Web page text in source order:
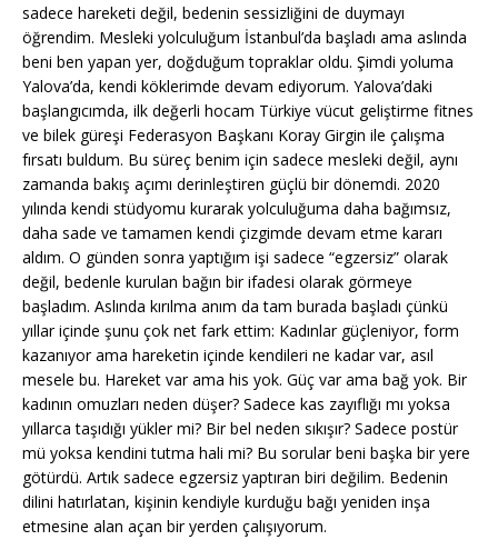
sadece hareketi değil, bedenin sessizliğini de duymayı
öğrendim. Mesleki yolculuğum İstanbul’da başladı ama aslında
beni ben yapan yer, doğduğum topraklar oldu. Şimdi yoluma
Yalova’da, kendi köklerimde devam ediyorum. Yalova’daki
başlangıcımda, ilk değerli hocam Türkiye vücut geliştirme fitnes
ve bilek güreşi Federasyon Başkanı Koray Girgin ile çalışma
fırsatı buldum. Bu süreç benim için sadece mesleki değil, aynı
zamanda bakış açımı derinleştiren güçlü bir dönemdi. 2020
yılında kendi stüdyomu kurarak yolculuğuma daha bağımsız,
daha sade ve tamamen kendi çizgimde devam etme kararı
aldım. O günden sonra yaptığım işi sadece “egzersiz” olarak
değil, bedenle kurulan bağın bir ifadesi olarak görmeye
başladım. Aslında kırılma anım da tam burada başladı çünkü
yıllar içinde şunu çok net fark ettim: Kadınlar güçleniyor, form
kazanıyor ama hareketin içinde kendileri ne kadar var, asıl
mesele bu. Hareket var ama his yok. Güç var ama bağ yok. Bir
kadının omuzları neden düşer? Sadece kas zayıflığı mı yoksa
yıllarca taşıdığı yükler mi? Bir bel neden sıkışır? Sadece postür
mü yoksa kendini tutma hali mi? Bu sorular beni başka bir yere
götürdü. Artık sadece egzersiz yaptıran biri değilim. Bedenin
dilini hatırlatan, kişinin kendiyle kurduğu bağı yeniden inşa
etmesine alan açan bir yerden çalışıyorum.